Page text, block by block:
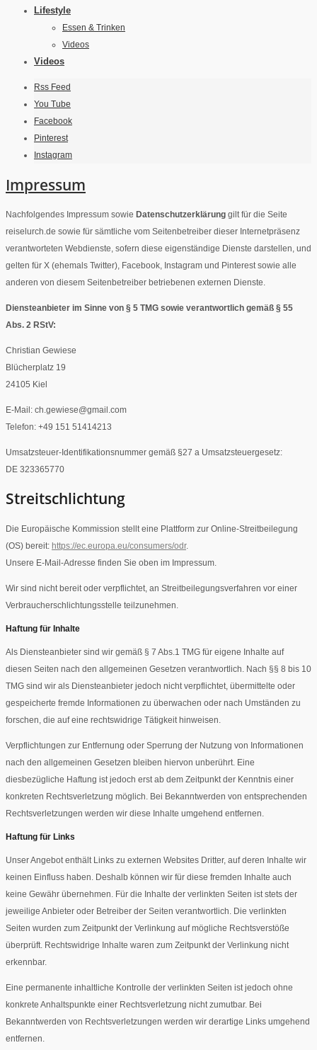
Lifestyle
Essen & Trinken
Videos
Videos
Rss Feed
You Tube
Facebook
Pinterest
Instagram
Impressum
Nachfolgendes Impressum sowie Datenschutzerklärung gilt für die Seite
reiselurch.de sowie für sämtliche vom Seitenbetreiber dieser Internetpräsenz
verantworteten Webdienste, sofern diese eigenständige Dienste darstellen, und
gelten für X (ehemals Twitter), Facebook, Instagram und Pinterest sowie alle
anderen von diesem Seitenbetreiber betriebenen externen Dienste.
Diensteanbieter im Sinne von § 5 TMG sowie verantwortlich gemäß § 55
Abs. 2 RStV:
Christian Gewiese
Blücherplatz 19
24105 Kiel
E-Mail: ch.gewiese@gmail.com
Telefon: +49 151 51414213
Umsatzsteuer-Identifikationsnummer gemäß §27 a Umsatzsteuergesetz:
DE 323365770
Streitschlichtung
Die Europäische Kommission stellt eine Plattform zur Online-Streitbeilegung
(OS) bereit: https://ec.europa.eu/consumers/odr.
Unsere E-Mail-Adresse finden Sie oben im Impressum.
Wir sind nicht bereit oder verpflichtet, an Streitbeilegungsverfahren vor einer
Verbraucherschlichtungsstelle teilzunehmen.
Haftung für Inhalte
Als Diensteanbieter sind wir gemäß § 7 Abs.1 TMG für eigene Inhalte auf
diesen Seiten nach den allgemeinen Gesetzen verantwortlich. Nach §§ 8 bis 10
TMG sind wir als Diensteanbieter jedoch nicht verpflichtet, übermittelte oder
gespeicherte fremde Informationen zu überwachen oder nach Umständen zu
forschen, die auf eine rechtswidrige Tätigkeit hinweisen.
Verpflichtungen zur Entfernung oder Sperrung der Nutzung von Informationen
nach den allgemeinen Gesetzen bleiben hiervon unberührt. Eine
diesbezügliche Haftung ist jedoch erst ab dem Zeitpunkt der Kenntnis einer
konkreten Rechtsverletzung möglich. Bei Bekanntwerden von entsprechenden
Rechtsverletzungen werden wir diese Inhalte umgehend entfernen.
Haftung für Links
Unser Angebot enthält Links zu externen Websites Dritter, auf deren Inhalte wir
keinen Einfluss haben. Deshalb können wir für diese fremden Inhalte auch
keine Gewähr übernehmen. Für die Inhalte der verlinkten Seiten ist stets der
jeweilige Anbieter oder Betreiber der Seiten verantwortlich. Die verlinkten
Seiten wurden zum Zeitpunkt der Verlinkung auf mögliche Rechtsverstöße
überprüft. Rechtswidrige Inhalte waren zum Zeitpunkt der Verlinkung nicht
erkennbar.
Eine permanente inhaltliche Kontrolle der verlinkten Seiten ist jedoch ohne
konkrete Anhaltspunkte einer Rechtsverletzung nicht zumutbar. Bei
Bekanntwerden von Rechtsverletzungen werden wir derartige Links umgehend
entfernen.